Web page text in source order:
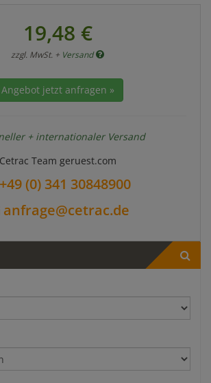
19,48 €
zzgl. MwSt. + Versand
Angebot jetzt anfragen »
+ internationaler Versand
Cetrac Team geruest.com
(0) 341 30848900
anfrage@cetrac.de